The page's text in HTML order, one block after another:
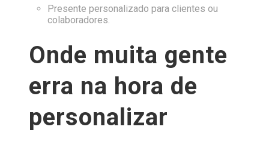
Presente personalizado para clientes ou
colaboradores.
Onde muita gente
erra na hora de
personalizar